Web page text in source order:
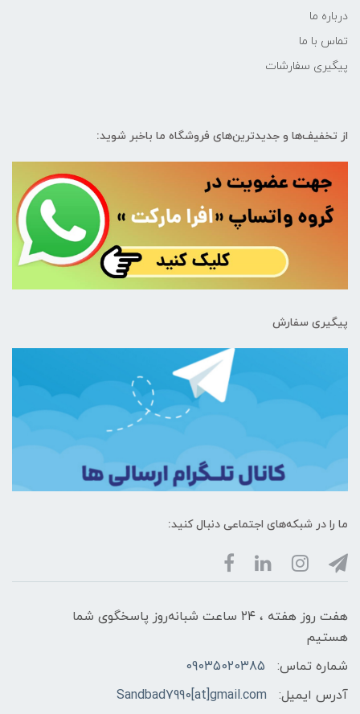
درباره ما
تماس با ما
پیگیری سفارشات
از تخفیف‌ها و جدیدترین‌های فروشگاه ما باخبر شوید:
پیگیری سفارش
ما را در شبکه‌های اجتماعی دنبال کنید:
هفت روز هفته ، ۲۴ ساعت شبانه‌روز پاسخگوی شما
هستیم
شماره تماس:
09035020385
آدرس ایمیل:
Sandbad7990[at]gmail.com